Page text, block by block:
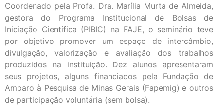
Coordenado pela Profa. Dra. Marília Murta de Almeida,
gestora do Programa Institucional de Bolsas de
Iniciação Científica (PIBIC) na FAJE, o seminário teve
por objetivo promover um espaço de intercâmbio,
divulgação, valorização e avaliação dos trabalhos
produzidos na instituição. Dez alunos apresentaram
seus projetos, alguns financiados pela Fundação de
Amparo à Pesquisa de Minas Gerais (Fapemig) e outros
de participação voluntária (sem bolsa).